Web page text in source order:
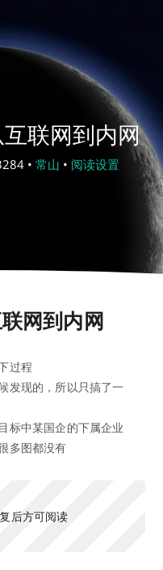
联网到内网
• 常山 • 阅读设置
网到内网
过程
发现的，所以只搞了一
标中某国企的下属企业
多图都没有
后方可阅读